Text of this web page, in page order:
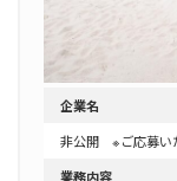
企業名
非公開 ※ご応募い
業務内容